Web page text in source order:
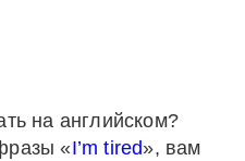
на английском?
«I’m tired», вам